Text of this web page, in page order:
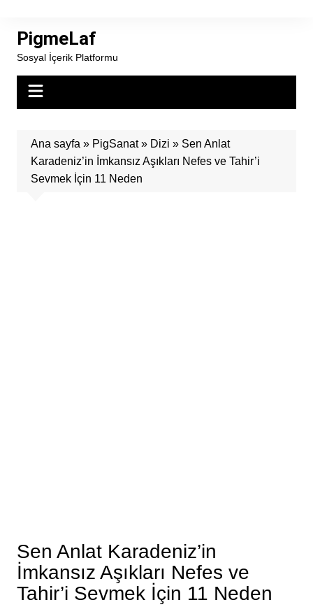
contentPigmeLaf
Sosyal İçerik Platformu
Ana sayfa » PigSanat» Dizi » Sen Anlat
Karadeniz’in İmkansız Aşıkları Nefes ve Tahir’i
Sevmek İçin 11 Neden
Sen Anlat Karadeniz’in
İmkansız Aşıkları Nefes ve
Tahir’i Sevmek İçin 11 Neden